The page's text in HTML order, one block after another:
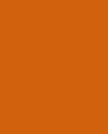
der Evangelisch-
Holstein -